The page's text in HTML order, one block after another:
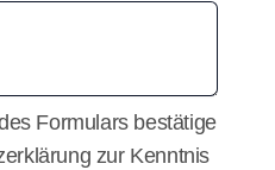
Formulars bestätige
zur Kenntnis